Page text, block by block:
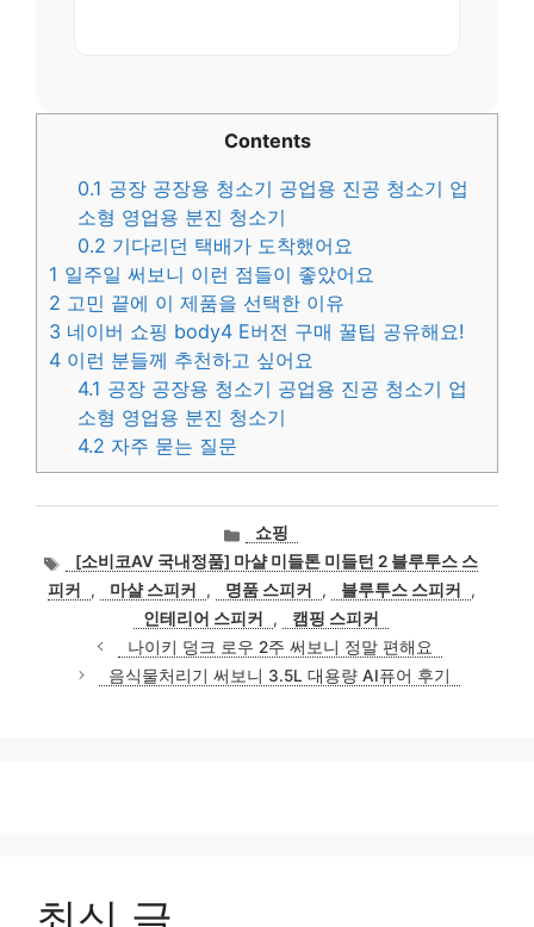
Contents
0.1 공장 공장용 청소기 공업용 진공 청소기 업
소형 영업용 분진 청소기
0.2 기다리던 택배가 도착했어요
1 일주일 써보니 이런 점들이 좋았어요
2 고민 끝에 이 제품을 선택한 이유
3 네이버 쇼핑 body4 E버전 구매 꿀팁 공유해요!
4 이런 분들께 추천하고 싶어요
4.1 공장 공장용 청소기 공업용 진공 청소기 업
소형 영업용 분진 청소기
4.2 자주 묻는 질문
카
테
고
리
쇼핑
태
그
[소비코AV 국내정품] 마샬 미들톤 미들턴 2 블루투스 스
피커
, 마샬 스피커 , 명품 스피커 , 블루투스 스피커
,
인테리어 스피커
,
캠핑 스피커
나이키 덩크 로우 2주 써보니 정말 편해요
음식물처리기 써보니 3.5L 대용량 AI퓨어 후기